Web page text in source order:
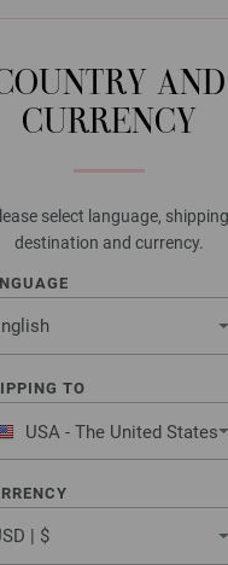
AND
CURRENCY
select language, shipping
destination and currency.
TO
USA - The United States
America
LANA GROSSA
ELASTICO
(DE) +